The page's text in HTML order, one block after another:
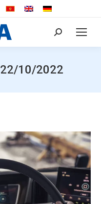
Search:
22/10/2022